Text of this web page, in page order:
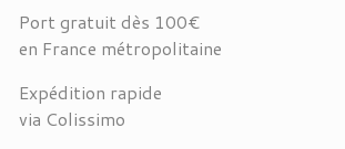
Port gratuit dès 100€
en France métropolitaine
Expédition rapide
via Colissimo